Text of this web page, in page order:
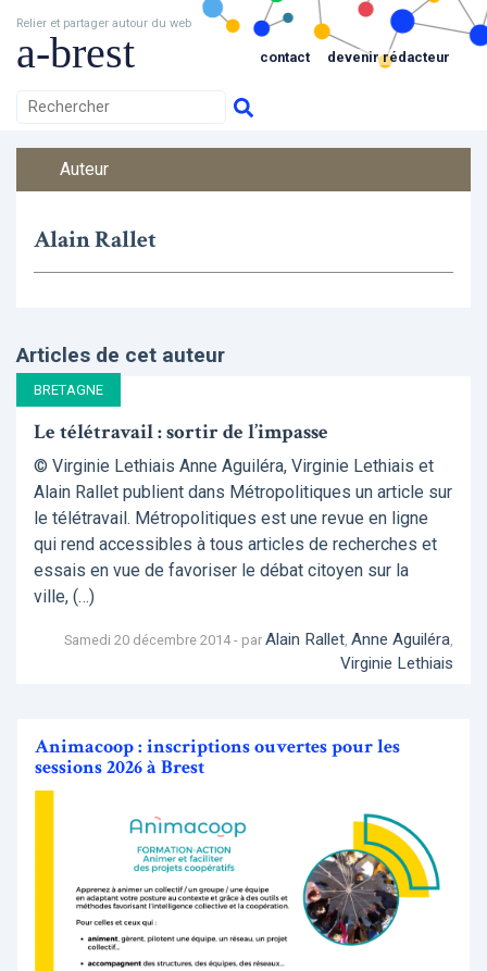
Relier et partager autour du web
a-brest contact devenir rédacteur
Auteur
Alain Rallet
Articles de cet auteur
BRETAGNE
Le télétravail : sortir de l’impasse
© Virginie Lethiais Anne Aguiléra, Virginie Lethiais et
Alain Rallet publient dans Métropolitiques un article sur
le télétravail. Métropolitiques est une revue en ligne
qui rend accessibles à tous articles de recherches et
essais en vue de favoriser le débat citoyen sur la
ville, (…)
Samedi 20 décembre 2014 - par Alain Rallet, Anne Aguiléra,
Virginie Lethiais
Animacoop : inscriptions ouvertes pour les
sessions 2026 à Brest